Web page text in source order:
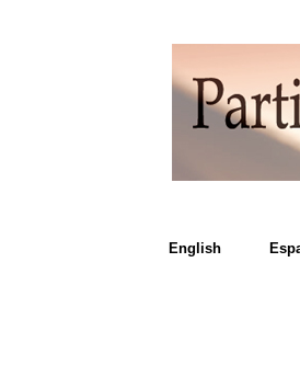
English